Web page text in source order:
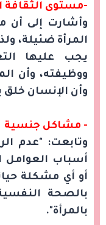
-مستوى الثقافة
وأشارت إلى أن
المرأة ضئيلة،
يجب عليها
ووظيفته، وأن
وأن الإنسان خلق
- مشاكل جنسية
وتابعت: "عدم
أسباب العوامل
أو أي مشكلة
بالصحة
بالمرأة".